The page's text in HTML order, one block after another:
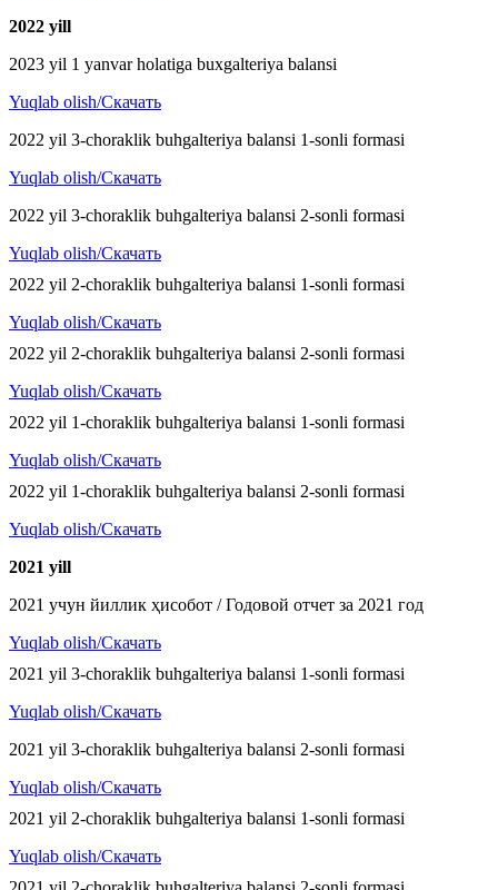
2022 yill
2023 yil 1 yanvar holatiga buxgalteriya balansi
Yuqlab olish/Скачать
2022 yil 3-choraklik buhgalteriya balansi 1-sonli formasi
Yuqlab olish/Скачать
2022 yil 3-choraklik buhgalteriya balansi 2-sonli formasi
Yuqlab olish/Скачать
2022 yil 2-choraklik buhgalteriya balansi 1-sonli formasi
Yuqlab olish/Скачать
2022 yil 2-choraklik buhgalteriya balansi 2-sonli formasi
Yuqlab olish/Скачать
2022 yil 1-choraklik buhgalteriya balansi 1-sonli formasi
Yuqlab olish/Скачать
2022 yil 1-choraklik buhgalteriya balansi 2-sonli formasi
Yuqlab olish/Скачать
2021 yill
2021 учун йиллик ҳисобот / Годовой отчет за 2021 год
Yuqlab olish/Скачать
2021 yil 3-choraklik buhgalteriya balansi 1-sonli formasi
Yuqlab olish/Скачать
2021 yil 3-choraklik buhgalteriya balansi 2-sonli formasi
Yuqlab olish/Скачать
2021 yil 2-choraklik buhgalteriya balansi 1-sonli formasi
Yuqlab olish/Скачать